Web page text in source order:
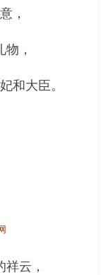
，
，
和大臣。
云，